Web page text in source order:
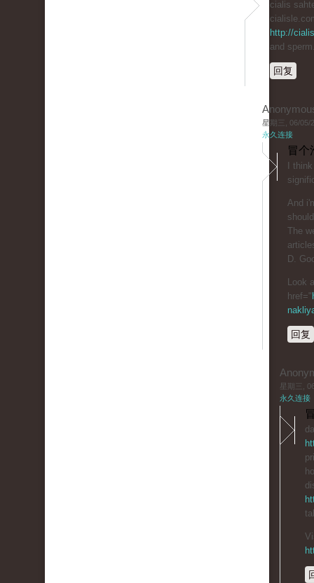
cialis
http://
and
回复
星期三, 06/05/
永久连接
冒个
I
And
The
D.
Look
href="
回复
星期三,
永久连接